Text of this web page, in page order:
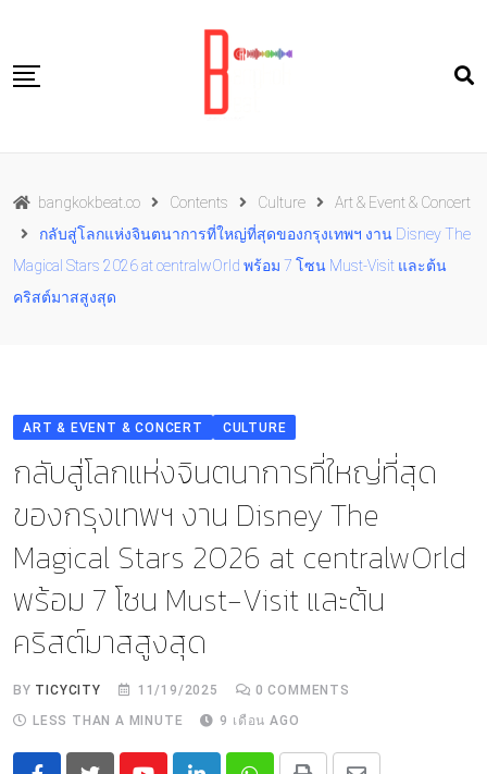
content
Food
Culture
Live well
bangkokbeat.co Contents Culture
Art & Event & Concert
กลับสู่โลกแห่งจินตนาการที่ใหญ่ที่สุดของกรุงเทพฯ งาน Disney The
Magical Stars 2026 at centralwOrld พร้อม 7 โซน Must-Visit และต้น
คริสต์มาสสูงสุด
ART & EVENT & CONCERT CULTURE
กลับสู่โลกแห่งจินตนาการที่ใหญ่ที่สุด
ของกรุงเทพฯ งาน Disney The
Magical Stars 2026 at centralwOrld
พร้อม 7 โซน Must-Visit และต้น
คริสต์มาสสูงสุด
BY TICYCITY 11/19/2025 0 COMMENTS
LESS THAN A MINUTE
9 เดือน AGO